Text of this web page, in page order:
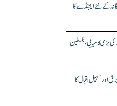
کے نئے ایجنڈے کا
بڑی کامیابی، فلسطین
اور سہیل اقبال کا